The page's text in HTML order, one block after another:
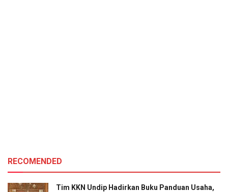
RECOMENDED
Tim KKN Undip Hadirkan Buku Panduan Usaha,